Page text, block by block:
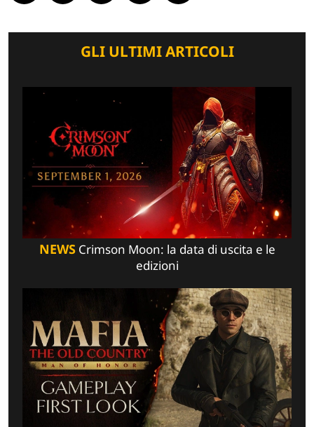
GLI ULTIMI ARTICOLI
NEWSCrimson Moon: la data di uscita e le
edizioni